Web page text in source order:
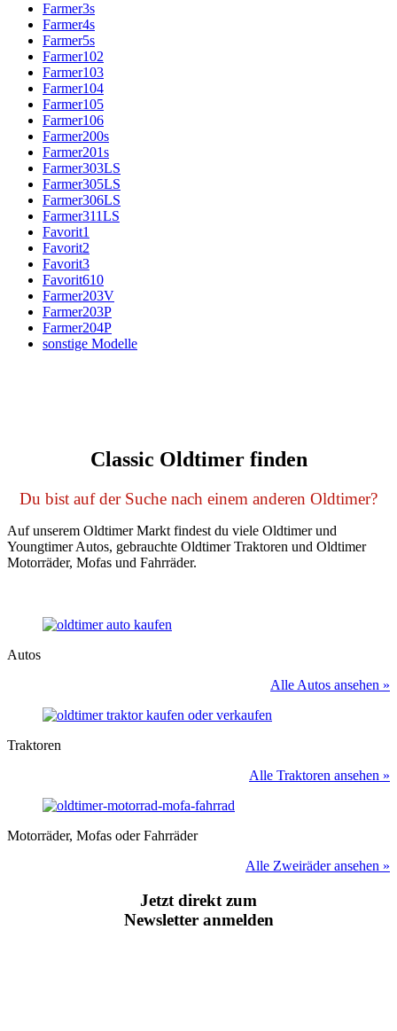
Farmer3s
Farmer4s
Farmer5s
Farmer102
Farmer103
Farmer104
Farmer105
Farmer106
Farmer200s
Farmer201s
Farmer303LS
Farmer305LS
Farmer306LS
Farmer311LS
Favorit1
Favorit2
Favorit3
Favorit610
Farmer203V
Farmer203P
Farmer204P
sonstige Modelle
Classic Oldtimer finden
Du bist auf der Suche nach einem anderen Oldtimer?
Auf unserem Oldtimer Markt findest du viele Oldtimer und
Youngtimer Autos, gebrauchte Oldtimer Traktoren und Oldtimer
Motorräder, Mofas und Fahrräder.
Autos
Alle Autos ansehen »
Traktoren
Alle Traktoren ansehen »
Motorräder, Mofas oder Fahrräder
Alle Zweiräder ansehen »
Jetzt direkt zum
Newsletter anmelden